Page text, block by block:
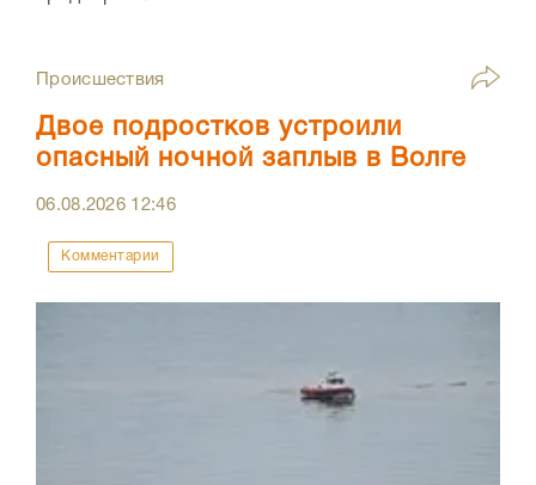
Происшествия
Двое подростков устроили
опасный ночной заплыв в Волге
06.08.2026 12:46
Комментарии